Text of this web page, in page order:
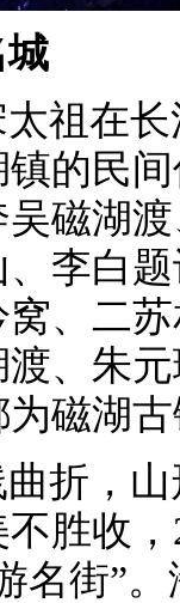
祖在
的民
磁湖
李白
、二
渡、朱
磁湖
折，
胜收
名街”